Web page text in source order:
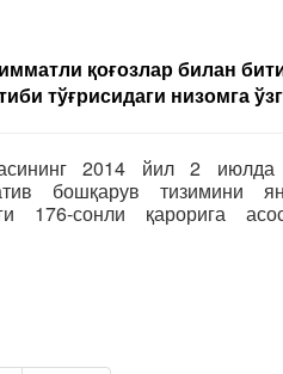
қоғозлар билан
тўғрисидаги низомга
2014 йил2 июлда
бошқарув тизимини
176-сонли қарорига